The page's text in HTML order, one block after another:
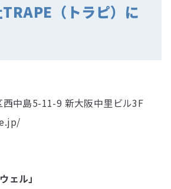
（トラピ）に
中島5-11-9 新⼤阪中⾥ビル3F
ェル」